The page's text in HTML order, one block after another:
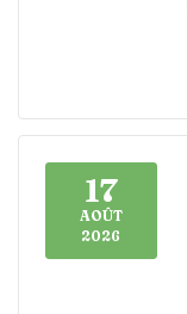
17
AOÛT
2026